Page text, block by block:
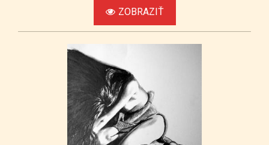
ZOBRAZIŤ